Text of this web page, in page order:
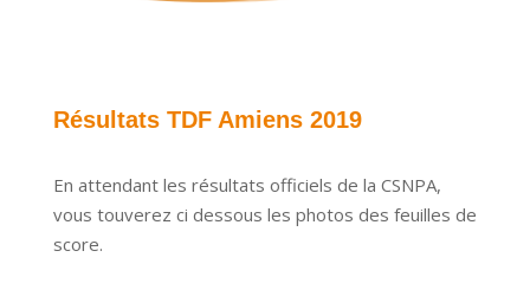
Résultats TDF Amiens 2019
En attendant les résultats officiels de la CSNPA,
vous touverez ci dessous les photos des feuilles de
score.